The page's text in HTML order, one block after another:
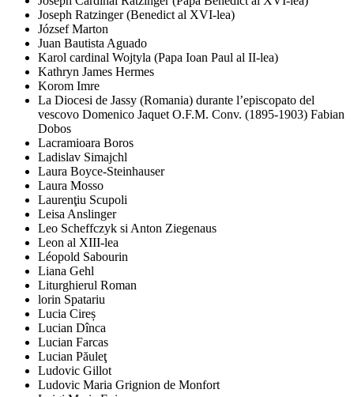
Joseph Ratzinger (Benedict al XVI-lea)
József Marton
Juan Bautista Aguado
Karol cardinal Wojtyla (Papa Ioan Paul al II-lea)
Kathryn James Hermes
Korom Imre
La Diocesi de Jassy (Romania) durante l’episcopato del
vescovo Domenico Jaquet O.F.M. Conv. (1895-1903) Fabian
Dobos
Lacramioara Boros
Ladislav Simajchl
Laura Boyce-Steinhauser
Laura Mosso
Laurenţiu Scupoli
Leisa Anslinger
Leo Scheffczyk si Anton Ziegenaus
Leon al XIII-lea
Léopold Sabourin
Liana Gehl
Liturghierul Roman
lorin Spatariu
Lucia Cireș
Lucian Dînca
Lucian Farcas
Lucian Păuleţ
Ludovic Gillot
Ludovic Maria Grignion de Monfort